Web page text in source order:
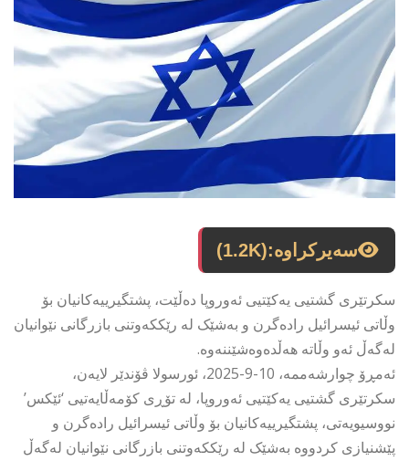
سەیرکراوە:(1.2K)
سکرتێری گشتیی یەکێتیی ئەوروپا دەڵێت، پشتگیرییەکانیان بۆ
وڵاتی ئیسرائیل رادەگرن و بەشێک لە رێککەوتنی بازرگانی نێوانیان
لەگەڵ ئەو وڵاتە هەڵدەوەشێننەوە.
ئەمڕۆ چوارشەممە، 10-9-2025، ئورسولا ڤۆندێر لایەن،
سکرتێری گشتیی یەکێتیی ئەوروپا، لە تۆڕی کۆمەڵایەتیی ‘ئێکس’
نووسیویەتی، پشتگیرییەکانیان بۆ وڵاتی ئیسرائیل رادەگرن و
پێشنیازی کردووە بەشێک لە رێککەوتنی بازرگانی نێوانیان لەگەڵ